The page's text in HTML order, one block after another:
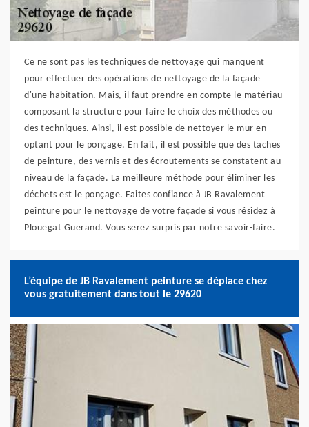
Ce ne sont pas les techniques de nettoyage qui manquent
pour effectuer des opérations de nettoyage de la façade
d'une habitation. Mais, il faut prendre en compte le matériau
composant la structure pour faire le choix des méthodes ou
des techniques. Ainsi, il est possible de nettoyer le mur en
optant pour le ponçage. En fait, il est possible que des taches
de peinture, des vernis et des écroutements se constatent au
niveau de la façade. La meilleure méthode pour éliminer les
déchets est le ponçage. Faites confiance à JB Ravalement
peinture pour le nettoyage de votre façade si vous résidez à
Plouegat Guerand. Vous serez surpris par notre savoir-faire.
L’équipe de JB Ravalement peinture se déplace chez
vous gratuitement dans tout le 29620